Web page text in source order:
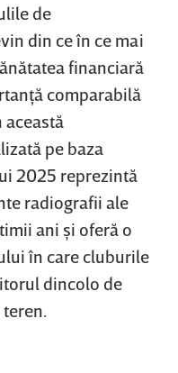
de
din ce în ce mai
financiară
comparabilă
pe baza
2025 reprezintă
radiografii ale
ani şi oferă o
în care cluburile
dincolo de